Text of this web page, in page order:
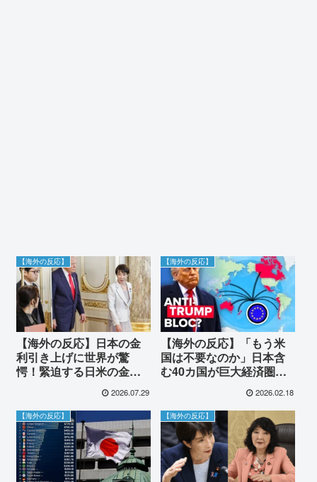
【海外の反応】
【海外の反応】日本の金
利引き上げに世界が驚
愕！緊迫する日米の金融
主権争いと世界市場への
2026.07.29
【海外の反応】
【海外の反応】「もう米
国は不要なのか」日本含
む40カ国が巨大経済圏
へ！カナダ主導の対トラ
ンプ連携に世界が驚愕2026.02.18
【海外の反応】 【海外の反応】